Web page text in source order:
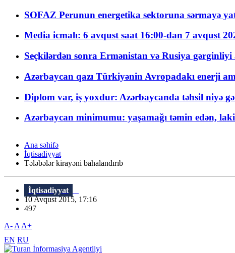
SOFAZ Perunun energetika sektoruna sərmayə
Media icmalı: 6 avqust saat 16:00-dan 7 avqust
Seçkilərdən sonra Ermənistan və Rusiya gərginliyi
Azərbaycan qazı Türkiyənin Avropadakı enerji
Diplom var, iş yoxdur: Azərbaycanda təhsil niyə
Azərbaycan minimumu: yaşamağı təmin edən,
Ana səhifə
İqtisadiyyat
Tələbələr kirayəni bahalandırıb
İqtisadiyyat
10 Avqust 2015, 17:16
497
A- A A+
EN RU